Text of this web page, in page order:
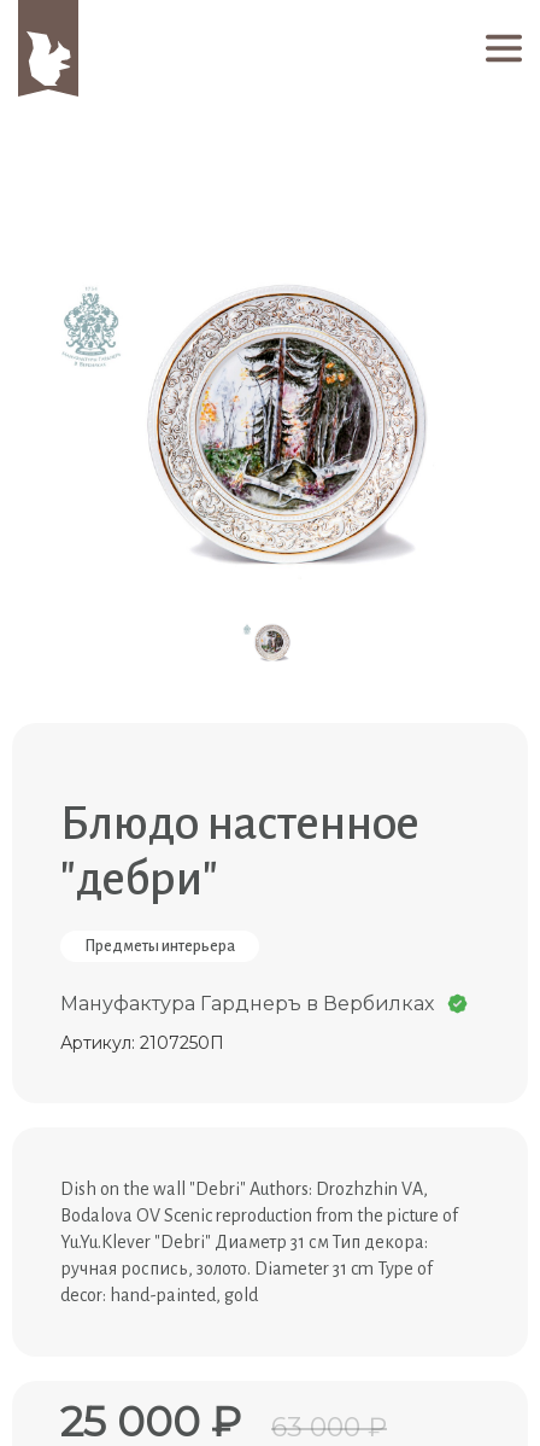
Блюдо настенное
"дебри"
Предметы интерьера
Мануфактура Гарднеръ в Вербилках
Артикул: 2107250П
Dish on the wall "Debri" Authors: Drozhzhin VA,
Bodalova OV Scenic reproduction from the picture of
Yu.Yu.Klever "Debri" Диаметр 31 см Тип декора:
ручная роспись, золото. Diameter 31 cm Type of
decor: hand-painted, gold
25 000 ₽ 63 000 ₽